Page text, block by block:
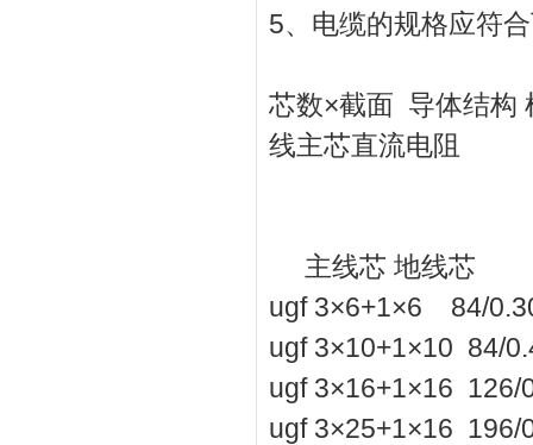
5、电缆的规格应符
芯数×截面 导体结构
线主芯直流电阻
主线芯 地线芯
ugf 3×6+1×6
ugf 3×10+1×10
ugf 3×16+1×16
ugf 3×25+1×16